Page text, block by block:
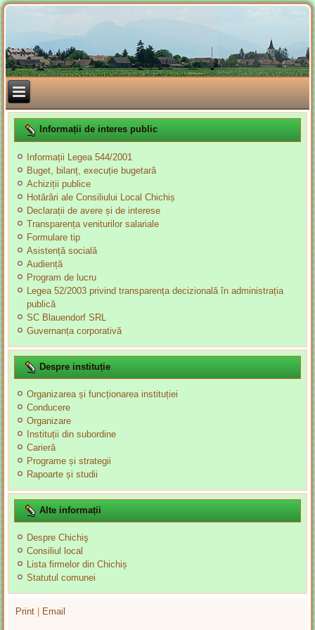
Informații de interes public
Informații Legea 544/2001
Buget, bilanț, execuție bugetară
Achiziții publice
Hotărâri ale Consiliului Local Chichiș
Declarații de avere și de interese
Transparența veniturilor salariale
Formulare tip
Asistență socială
Audiență
Program de lucru
Legea 52/2003 privind transparența decizională în administrația
publică
SC Blauendorf SRL
Guvernanța corporativă
Despre instituție
Organizarea și funcționarea instituției
Conducere
Organizare
Instituții din subordine
Carieră
Programe și strategii
Rapoarte și studii
Alte informații
Despre Chichiş
Consiliul local
Lista firmelor din Chichiș
Statutul comunei
Print | Email